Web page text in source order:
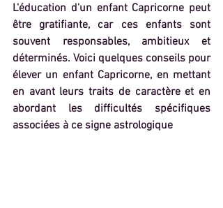
L'éducation d'un enfant Capricorne peut
être gratifiante, car ces enfants sont
souvent responsables, ambitieux et
déterminés. Voici quelques conseils pour
élever un enfant Capricorne, en mettant
en avant leurs traits de caractère et en
abordant les difficultés spécifiques
associées à ce signe astrologique